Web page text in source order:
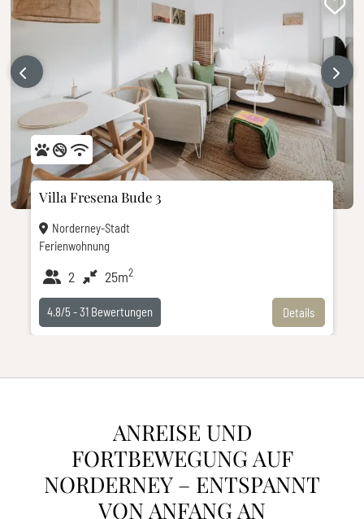
Villa Fresena Bude 3
Norderney-Stadt
Ferienwohnung
2 25m2
Details
4.8/5 -31 Bewertungen
›
ANREISE UND
FORTBEWEGUNG AUF
NORDERNEY – ENTSPANNT
VON ANFANG AN